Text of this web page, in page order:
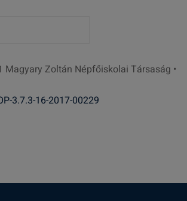
Magyary Zoltán Népfőiskolai Társaság •
3.7.3-16-2017-00229